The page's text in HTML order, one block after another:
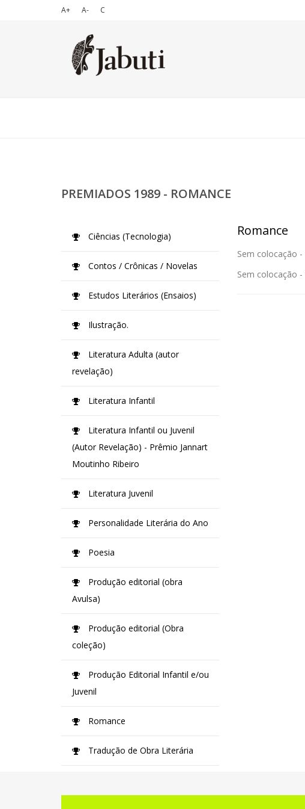
A+ A- C
PREMIADOS 1989 - ROMANCE
Romance
Sem colocação -
Sem colocação -
Ciências (Tecnologia)
Contos / Crônicas / Novelas
Estudos Literários (Ensaios)
Ilustração.
Literatura Adulta (autor
revelação)
Literatura Infantil
Literatura Infantil ou Juvenil
(Autor Revelação) - Prêmio Jannart
Moutinho Ribeiro
Literatura Juvenil
Personalidade Literária do Ano
Poesia
Produção editorial (obra
Avulsa)
Produção editorial (Obra
coleção)
Produção Editorial Infantil e/ou
Juvenil
Romance
Tradução de Obra Literária